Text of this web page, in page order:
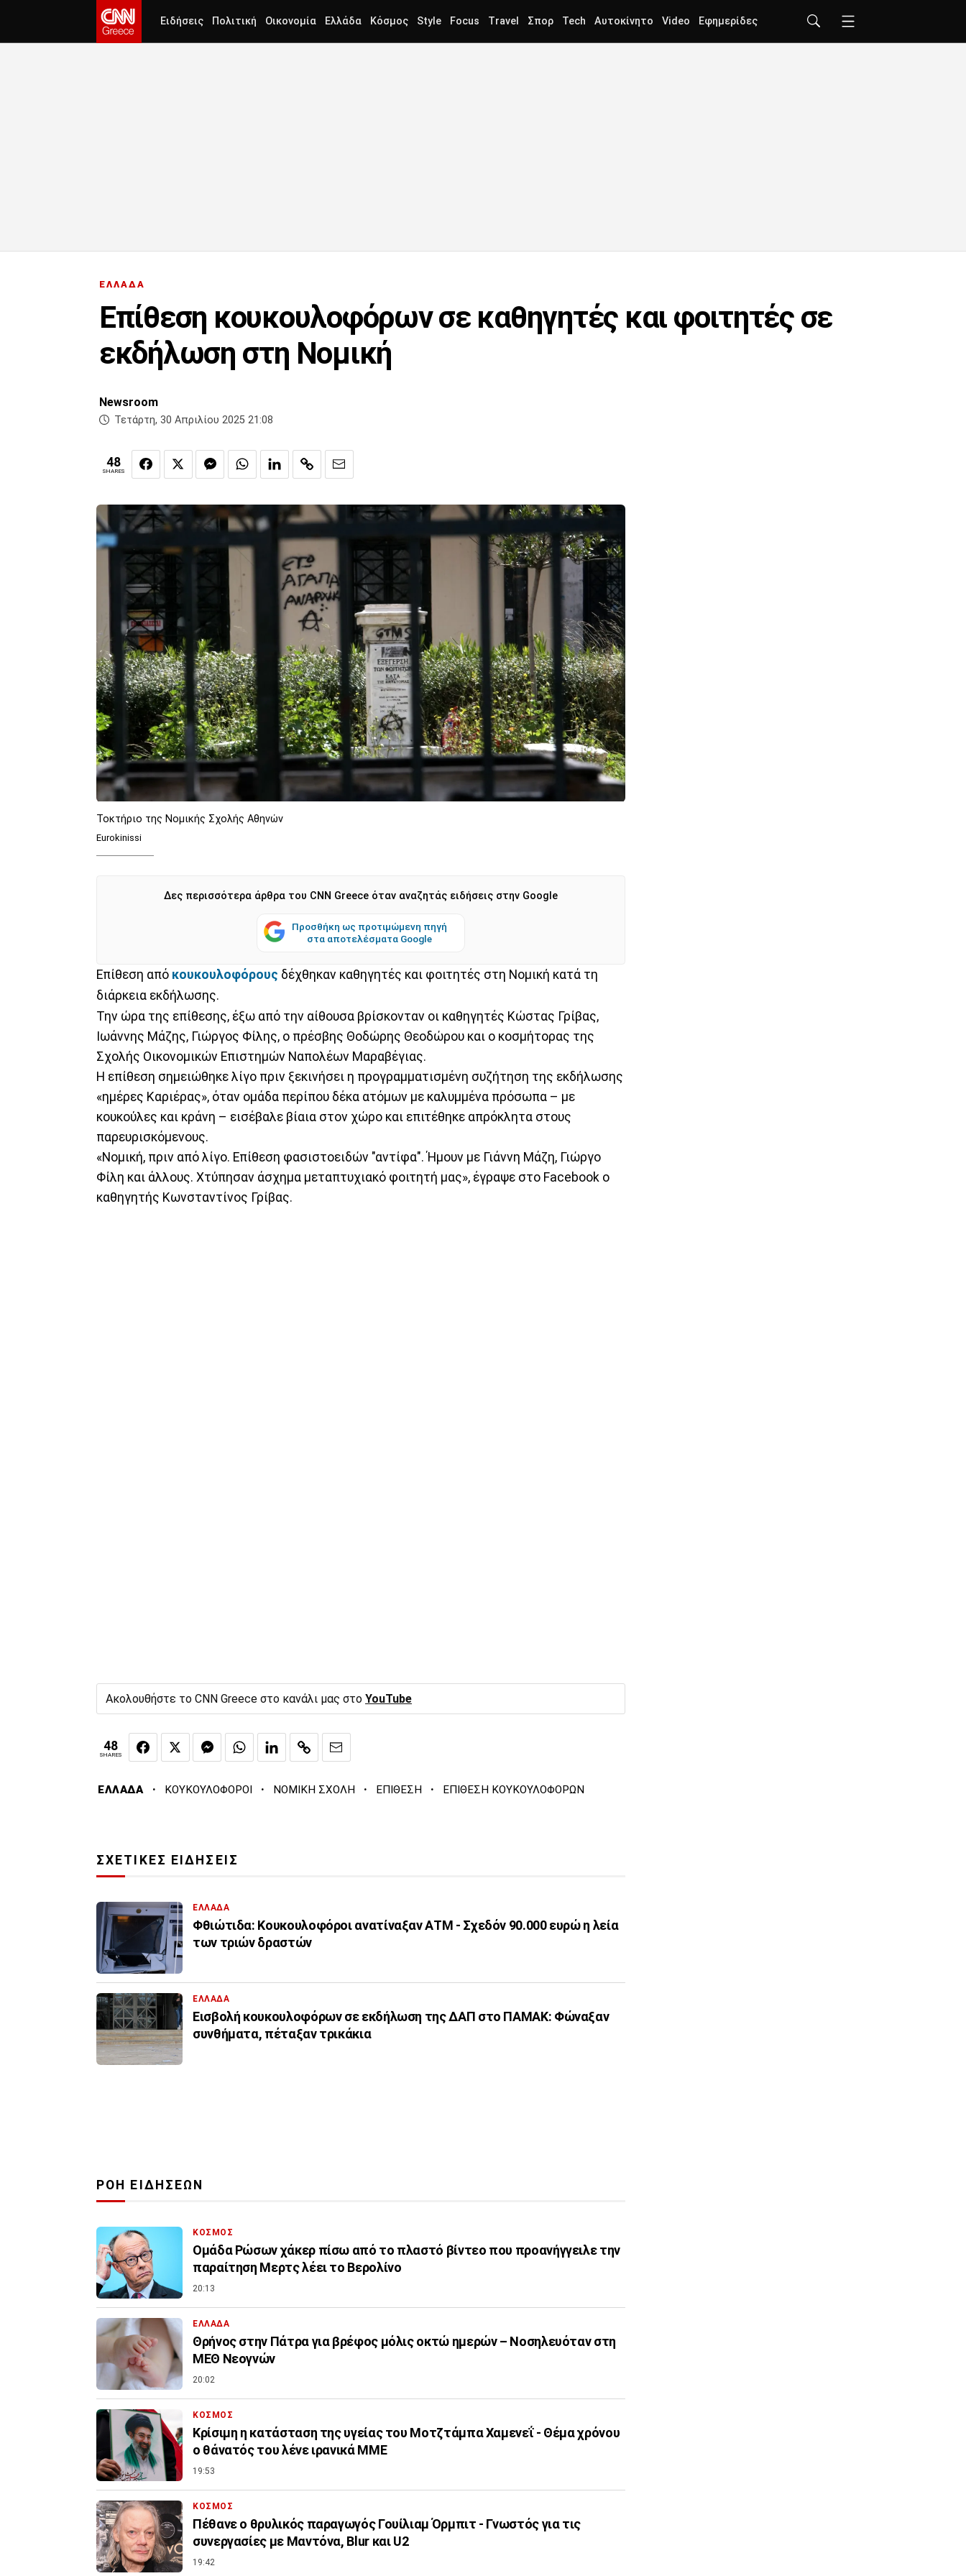
Ειδήσεις Πολιτική Οικονομία Ελλάδα Κόσμος Style Focus Travel Σπορ Tech Αυτοκίνητο Video Εφημερίδες
ΕΛΛΑΔΑ
Επίθεση κουκουλοφόρων σε καθηγητές και φοιτητές σε
εκδήλωση στη Νομική
Newsroom
Τετάρτη, 30 Απριλίου 2025 21:08
48
SHARES
Τοκτήριο της Νομικής Σχολής Αθηνών
Eurokinissi
Δες περισσότερα άρθρα του CNN Greece όταν αναζητάς ειδήσεις στην Google
Προσθήκη ως προτιμώμενη πηγή
στα αποτελέσματα Google
Επίθεση από κουκουλοφόρους δέχθηκαν καθηγητές και φοιτητές στη Νομική κατά τη
διάρκεια εκδήλωσης.
Την ώρα της επίθεσης, έξω από την αίθουσα βρίσκονταν οι καθηγητές Κώστας Γρίβας,
Ιωάννης Μάζης, Γιώργος Φίλης, ο πρέσβης Θοδώρης Θεοδώρου και ο κοσμήτορας της
Σχολής Οικονομικών Επιστημών Ναπολέων Μαραβέγιας.
Η επίθεση σημειώθηκε λίγο πριν ξεκινήσει η προγραμματισμένη συζήτηση της εκδήλωσης
«ημέρες Καριέρας», όταν ομάδα περίπου δέκα ατόμων με καλυμμένα πρόσωπα – με
κουκούλες και κράνη – εισέβαλε βίαια στον χώρο και επιτέθηκε απρόκλητα στους
παρευρισκόμενους.
«Νομική, πριν από λίγο. Επίθεση φασιστοειδών "αντίφα". Ήμουν με Γιάννη Μάζη, Γιώργο
Φίλη και άλλους. Χτύπησαν άσχημα μεταπτυχιακό φοιτητή μας», έγραψε στο Facebook ο
καθηγητής Κωνσταντίνος Γρίβας.
Ακολουθήστε το CNN Greece στο κανάλι μας στο YouTube
48
SHARES
ΕΛΛΑΔΑ · ΚΟΥΚΟΥΛΟΦΟΡΟΙ · ΝΟΜΙΚΗ ΣΧΟΛΗ · ΕΠΙΘΕΣΗ · ΕΠΙΘΕΣΗ ΚΟΥΚΟΥΛΟΦΟΡΩΝ
ΣΧΕΤΙΚΕΣ ΕΙΔΗΣΕΙΣ
ΕΛΛΑΔΑ
Φθιώτιδα: Κουκουλοφόροι ανατίναξαν ΑΤΜ - Σχεδόν 90.000 ευρώ η λεία
των τριών δραστών
ΕΛΛΑΔΑ
Εισβολή κουκουλοφόρων σε εκδήλωση της ΔΑΠ στο ΠΑΜΑΚ: Φώναξαν
συνθήματα, πέταξαν τρικάκια
ΡΟΗ ΕΙΔΗΣΕΩΝ
ΚΟΣΜΟΣ
Ομάδα Ρώσων χάκερ πίσω από το πλαστό βίντεο που προανήγγειλε την
παραίτηση Μερτς λέει το Βερολίνο
20:13
ΕΛΛΑΔΑ
Θρήνος στην Πάτρα για βρέφος μόλις οκτώ ημερών – Νοσηλευόταν στη
ΜΕΘ Νεογνών
20:02
ΚΟΣΜΟΣ
Κρίσιμη η κατάσταση της υγείας του Μοτζτάμπα Χαμενεΐ - Θέμα χρόνου
ο θάνατός του λένε ιρανικά ΜΜΕ
19:53
ΚΟΣΜΟΣ
Πέθανε ο θρυλικός παραγωγός Γουίλιαμ Όρμπιτ - Γνωστός για τις
συνεργασίες με Μαντόνα, Blur και U2
19:42